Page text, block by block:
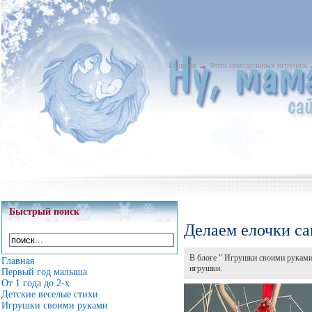
Главная → Фото самодельных игрушек
Быстрый поиск
Главная
Первый год малыша
От 1 года до 2-х
Детские веселые стихи
Игрушки своими руками
Делаем елочки
В блоге " Игрушки своими
игрушки.